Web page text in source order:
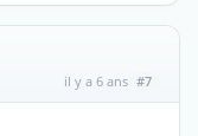
il y a 6 ans #7